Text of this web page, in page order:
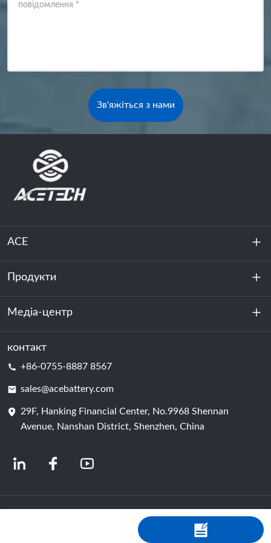
повідомлення *
Зв'яжіться з нами
ACE
Про нас
Стійкість
Продукти
Зберігання енергії
Центр обробки даних та серверна кімната
Елемент батареї
Медіа-центр
Новини
контакт
+86-0755-8887 8567
sales@acebattery.com
29F, Hanking Financial Center, No.9968 Shennan
Avenue, Nanshan District, Shenzhen, China
© 2024 Китайські виробники літій-іонних акумуляторів | Завод і компанія з
виробництва літієвих акумуляторів | Акумулятор ACE від Shopastro
粤ICP备2022150578号 -4